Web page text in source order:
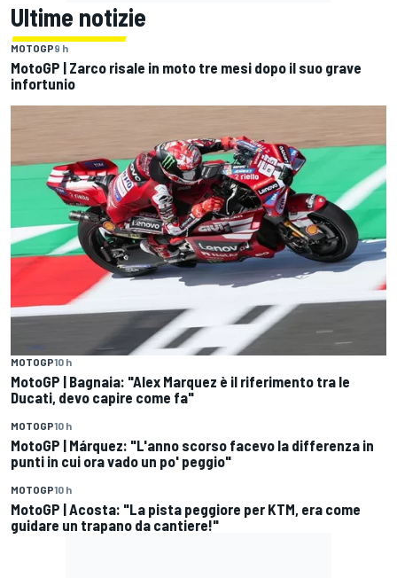
Ultime notizie
MOTOGP9 h
MotoGP | Zarco risale in moto tre mesi dopo il suo grave
infortunio
MOTOGP10 h
MotoGP | Bagnaia: "Alex Marquez è il riferimento tra le
Ducati, devo capire come fa"
MOTOGP10 h
MotoGP | Márquez: "L'anno scorso facevo la differenza in
punti in cui ora vado un po' peggio"
MOTOGP10 h
MotoGP | Acosta: "La pista peggiore per KTM, era come
guidare un trapano da cantiere!"